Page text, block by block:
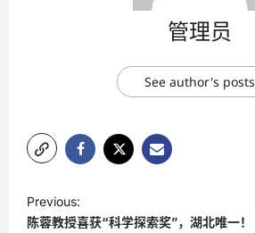
管理员
See author's posts
o
Previous:
陈蓉教授喜获“科学探索奖”，湖北唯一！